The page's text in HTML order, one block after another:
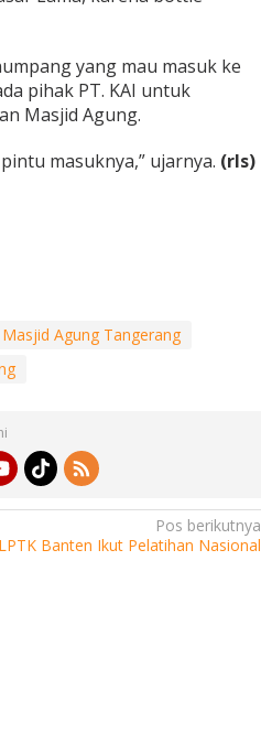
yang mau masuk ke
pihak PT. KAI untuk
Masjid Agung.
masuknya,” ujarnya. (rls)
Masjid Agung Tangerang
Pos berikutnya
LPTK Banten Ikut Pelatihan Nasional